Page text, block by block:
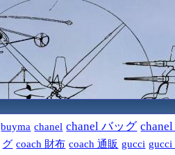
buyma chanel chanel バッグ
グ coach 財布 coach 通販 gucci